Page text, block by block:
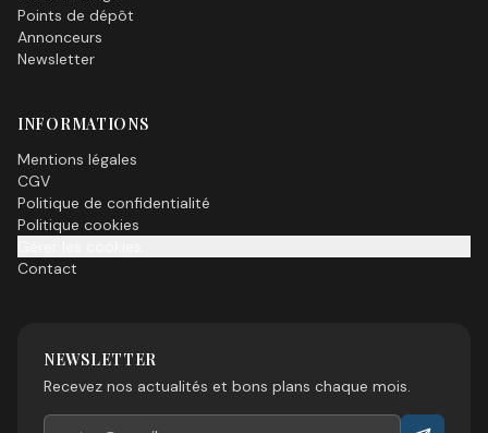
Points de dépôt
Annonceurs
Newsletter
INFORMATIONS
Mentions légales
CGV
Politique de confidentialité
Politique cookies
Contact
NEWSLETTER
Recevez nos actualités et bons plans chaque mois.